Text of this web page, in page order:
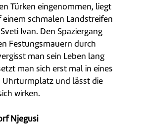
Türken eingenommen, liegt
schmalen Landstreifen
Ivan. Den Spaziergang
Festungsmauern durch
man sein Leben lang
man sich erst mal in eines
Uhrturmplatz und lässt die
wirken.
Njegusi